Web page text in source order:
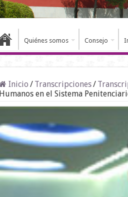
Quiénes somos Consejo
Inicio / Transcripciones/
Humanos en el Sistema